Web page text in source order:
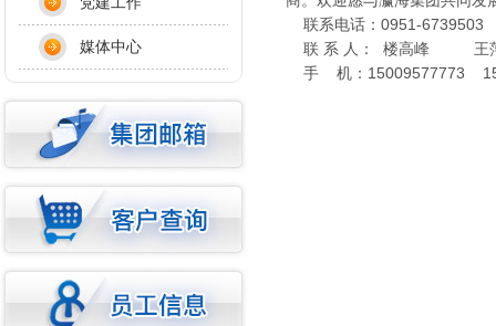
联系电话：0951-6739503
联 系 人： 楼高峰 王
手 机：15009577773
媒体中心